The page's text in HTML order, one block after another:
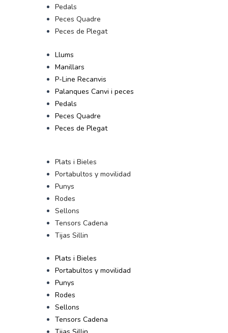
Pedals
Peces Quadre
Peces de Plegat
Llums
Manillars
P-Line Recanvis
Palanques Canvi i peces
Pedals
Peces Quadre
Peces de Plegat
Plats i Bieles
Portabultos y movilidad
Punys
Rodes
Sellons
Tensors Cadena
Tijas Sillin
Plats i Bieles
Portabultos y movilidad
Punys
Rodes
Sellons
Tensors Cadena